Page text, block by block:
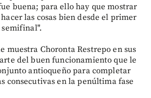
buena; para ello hay que mostrar
las cosas bien desde el primer
muestra Choronta Restrepo en sus
del buen funcionamiento que le
antioqueño para completar
consecutivas en la penúltima fase